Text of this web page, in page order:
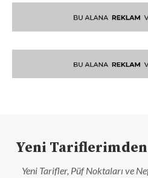
Yeni
Yeni Tarifler, Püf Noktaları ve